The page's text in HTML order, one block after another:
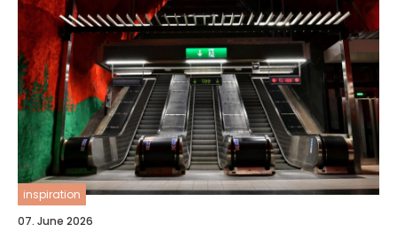
inspiration
07. June 2026